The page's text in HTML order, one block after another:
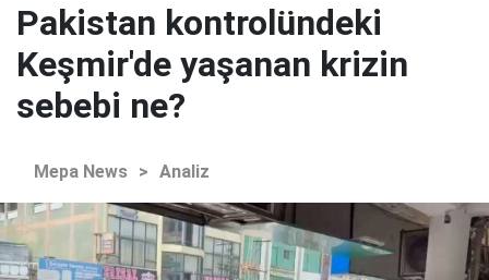
Pakistan kontrolündeki
Keşmir'de yaşanan krizin
sebebi ne?
Mepa News > Analiz